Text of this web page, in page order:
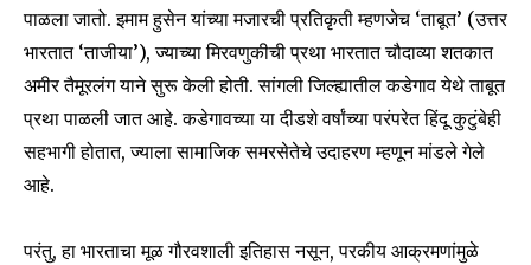
पाळला जातो. इमाम हुसेन यांच्या मजारची प्रतिकृती म्हणजेच ‘ताबूत’ (उत्तर
भारतात ‘ताजीया’), ज्याच्या मिरवणुकीची प्रथा भारतात चौदाव्या शतकात
अमीर तैमूरलंग याने सुरू केली होती. सांगली जिल्ह्यातील कडेगाव येथे ताबूत
प्रथा पाळली जात आहे. कडेगावच्या या दीडशे वर्षांच्या परंपरेत हिंदू कुटुंबेही
सहभागी होतात, ज्याला सामाजिक समरसेतेचे उदाहरण म्हणून मांडले गेले
आहे.
परंतु, हा भारताचा मूळ गौरवशाली इतिहास नसून, परकीय आक्रमणांमुळे